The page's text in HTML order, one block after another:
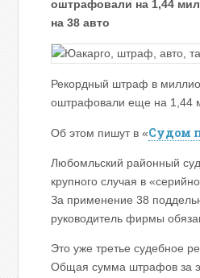
оштрафовали на 1,44
на 38 авто
Рекордный штраф в
оштрафовали еще на 1,44
Об этом пишут в «Судом
Любомльский районный
крупного случая в
За применение 38
руководитель фирмы
Это уже третье судебное
Общая сумма штрафов за